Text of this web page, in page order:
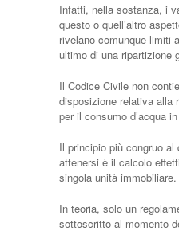
Infatti, nella sostanza, i
questo o quell’altro
rivelano comunque limiti
ultimo di una ripartizione
Il Codice Civile non
disposizione relativa alla
per il consumo d’acqua
Il principio più congruo al
attenersi è il calcolo
singola unità immobiliare.
In teoria, solo un
sottoscritto al momento